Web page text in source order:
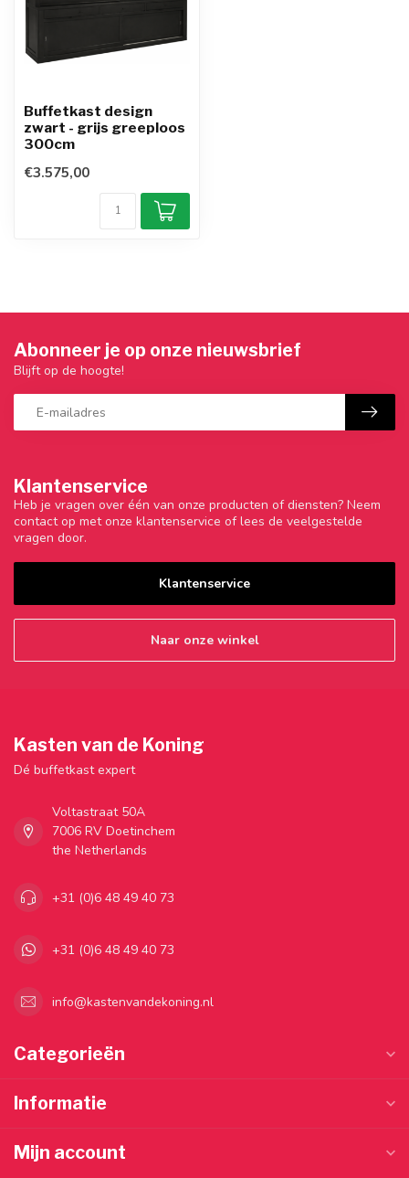
Buffetkast design
zwart - grijs greeploos
300cm
€3.575,00
Klantenservice
Heb je vragen over één van onze producten of diensten? Neem
contact op met onze klantenservice of lees de veelgestelde
vragen door.
Klantenservice
Naar onze winkel
Abonneer je op onze nieuwsbrief
Blijft op de hoogte!
Kasten van de Koning
Dé buffetkast expert
Voltastraat 50A
7006 RV Doetinchem
the Netherlands
+31 (0)6 48 49 40 73
+31 (0)6 48 49 40 73
info@kastenvandekoning.nl
Categorieën
Informatie
Mijn account